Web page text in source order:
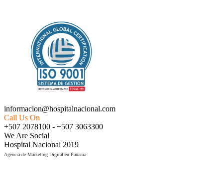
informacion@hospitalnacional.com
Call Us On
+507 2078100 - +507 3063300
We Are Social
Hospital Nacional 2019
Agencia de Marketing Digital en Panama